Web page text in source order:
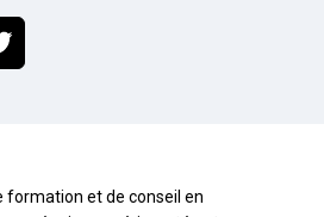
formation et de conseil en